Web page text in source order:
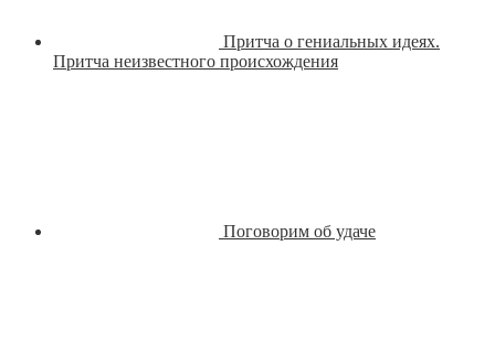
Притча о гениальных идеях.
Притча неизвестного происхождения
Поговорим об удаче